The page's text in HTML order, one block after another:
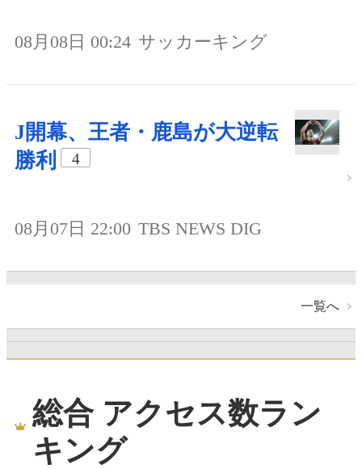
08月08日 00:24 サッカーキング
J開幕、王者・鹿島が大逆転
勝利
4
08月07日 22:00 TBS NEWS DIG
一覧へ
総合 アクセス数ラン
キング